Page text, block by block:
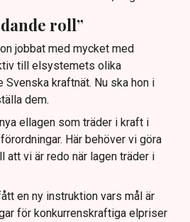
roll”
jobbat med mycket med
till elsystemets olika
Svenska kraftnät. Nu ska hon i
dem.
ellagen som träder i kraft i
Här behöver vi göra
vi är redo när lagen träder i
en ny instruktion vars mål är
för konkurrenskraftiga elpriser